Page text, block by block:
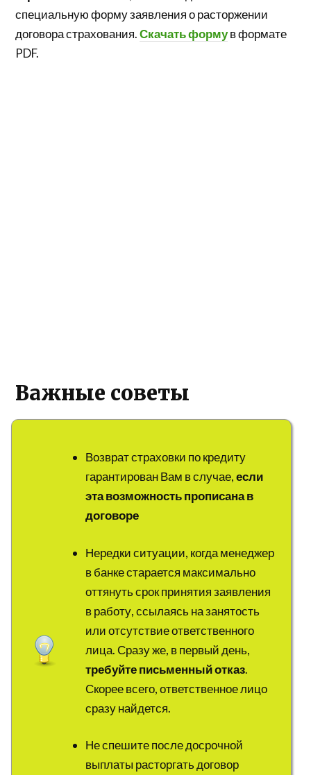
специальную форму заявления о расторжении
договора страхования.Скачать формув формате
PDF.
Важные советы
Возврат страховки по кредиту
гарантирован Вам в случае,если
эта возможность прописана в
договоре
Нередки ситуации, когда менеджер
в банке старается максимально
оттянуть срок принятия заявления
в работу, ссылаясь на занятость
или отсутствие ответственного
лица. Сразу же, в первый день,
требуйте письменный отказ.
Скорее всего, ответственное лицо
сразу найдется.
Не спешите после досрочной
выплаты расторгать договор